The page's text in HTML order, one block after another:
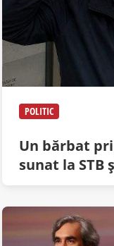
POLITIC
Un bărbat
sunat la STB
Trump ca să